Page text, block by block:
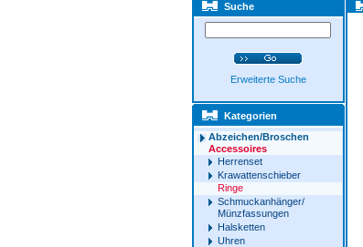
Suche
Erweiterte Suche
Kategorien
Abzeichen/Broschen
Accessoires
Herrenset
Krawattenschieber
Ringe
Schmuckanhänger/
Münzfassungen
Halsketten
Uhren